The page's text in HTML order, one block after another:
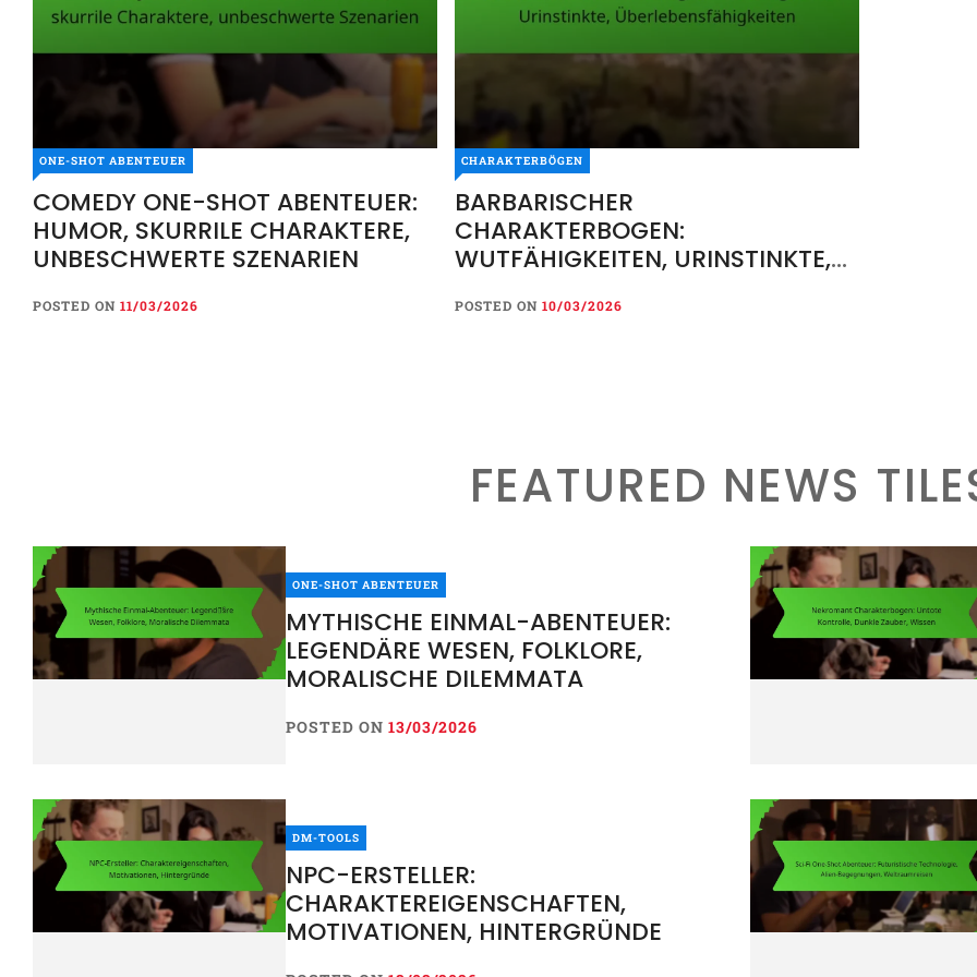
ONE-SHOT ABENTEUER
COMEDY ONE-SHOT ABENTEUER:
HUMOR, SKURRILE CHARAKTERE,
UNBESCHWERTE SZENARIEN
POSTED ON 11/03/2026
CHARAKTERBÖGEN
BARBARISCHER
CHARAKTERBOGEN:
WUTFÄHIGKEITEN, URINSTINKTE,
POSTED ON10/03/2026
FEATURED NEWS
ONE-SHOT ABENTEUER
MYTHISCHE EINMAL-ABENTEUER:
LEGENDÄRE WESEN, FOLKLORE,
MORALISCHE DILEMMATA
POSTED ON 13/03/2026
DM-TOOLS
NPC-ERSTELLER:
CHARAKTEREIGENSCHAFTEN,
MOTIVATIONEN, HINTERGRÜNDE